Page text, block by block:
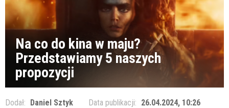
Na co do kina w maju?
Przedstawiamy 5 naszych
propozycji
Dodał: Daniel Sztyk Data publikacji: 26.04.2024, 10:26